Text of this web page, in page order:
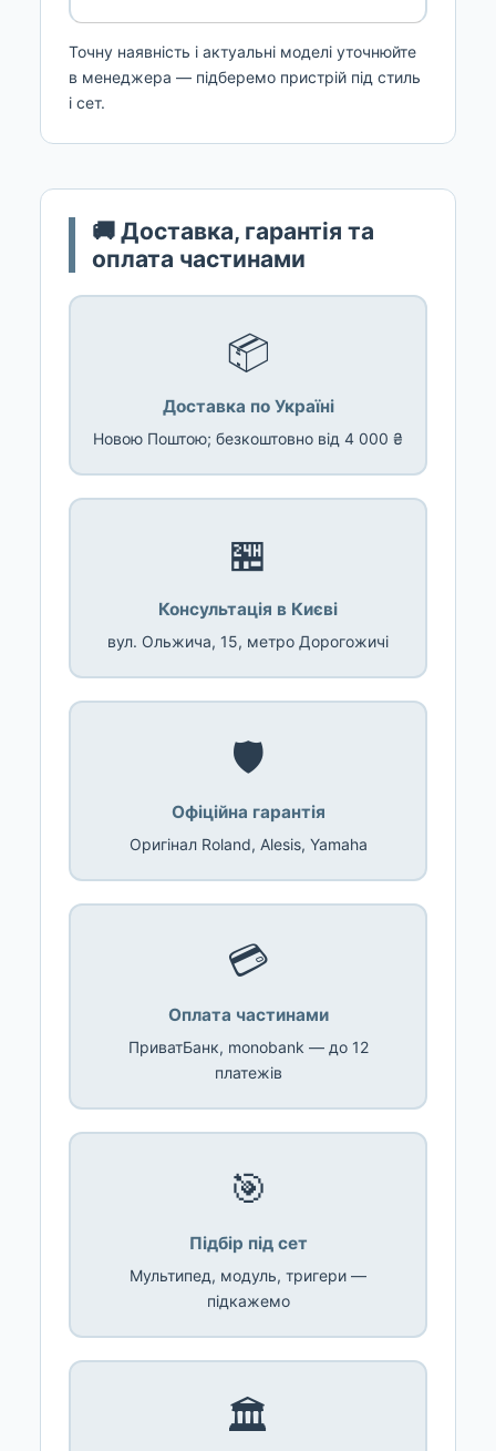
Точну наявність і актуальні моделі уточнюйте
в менеджера — підберемо пристрій під стиль
і сет.
🚚 Доставка, гарантія та
оплата частинами
📦
Доставка по Україні
Новою Поштою; безкоштовно від 4 000 ₴
🏪
Консультація в Києві
вул. Ольжича, 15, метро Дорогожичі
🛡️
Офіційна гарантія
Оригінал Roland, Alesis, Yamaha
💳
Оплата частинами
ПриватБанк, monobank — до 12
платежів
🎯
Підбір під сет
Мультипед, модуль, тригери —
підкажемо
🏛️